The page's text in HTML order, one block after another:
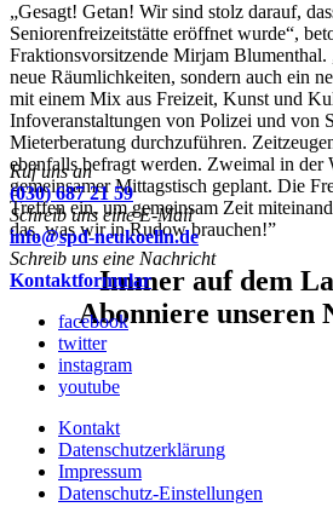
„Gesagt! Getan! Wir sind stolz darauf,
Seniorenfreizeitstätte eröffnet wurde“,
Fraktionsvorsitzende Mirjam
neue Räumlichkeiten, sondern auch ein
mit einem Mix aus Freizeit, Kunst und
Infoveranstaltungen von Polizei und von
Mieterberatung durchzuführen.
ebenfalls befragt werden. Zweimal in der
gemeinsamer Mittagstisch geplant. Die
Treffen ein, um gemeinsam Zeit
das, was wir in Rudow brauchen!”
Immer auf dem
Abonniere unseren
Ruf uns an
(030) 687 21 59
Schreib uns eine E-Mail
info@spd-neukoelln.de
Schreib uns eine Nachricht
Kontaktformular
facebook
twitter
instagram
youtube
Kontakt
Datenschutzerklärung
Impressum
Datenschutz-Einstellungen